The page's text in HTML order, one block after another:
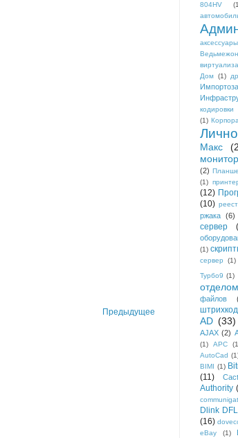
Предыдущее
804HV
аксессуары
Дом (1)
кодировки
(1)
Макс
(2)
(1)
(12)
(10)
ржака (6)
сервер
(1)
сервер
(1)
Турбо9 (1)
отделом
файлов
штрихкод
AD (33)
AJAX (2)
(1)
APC
AutoCad
BIMI (1)
(11)
Authority
Dlink DFL
(16)
eBay (1)